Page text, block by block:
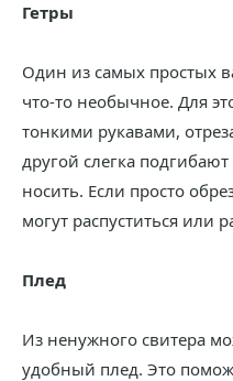
Гетры
Один из самых простых
что-то необычное. Для
тонкими рукавами,
другой слегка
носить. Если просто
могут распуститься или
Плед
Из ненужного свитера
удобный плед. Это